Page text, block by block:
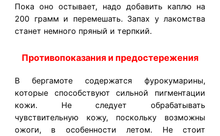
Пока оно остывает, надо добавить каплю на
200 грамм и перемешать. Запах у лакомства
станет немного пряный и терпкий.
Противопоказания и предостережения
В бергамоте содержатся фурокумарины,
которые способствуют сильной пигментации
кожи. Не следует обрабатывать
чувствительную кожу, поскольку возможны
ожоги, в особенности летом. Не стоит